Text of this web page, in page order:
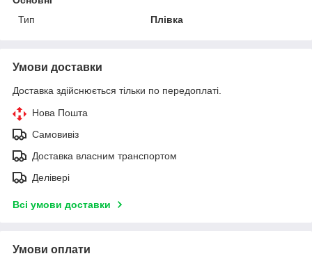
Тип
Плівка
Умови доставки
Доставка здійснюється тільки по передоплаті.
Нова Пошта
Самовивіз
Доставка власним транспортом
Делівері
Всі умови доставки
Умови оплати